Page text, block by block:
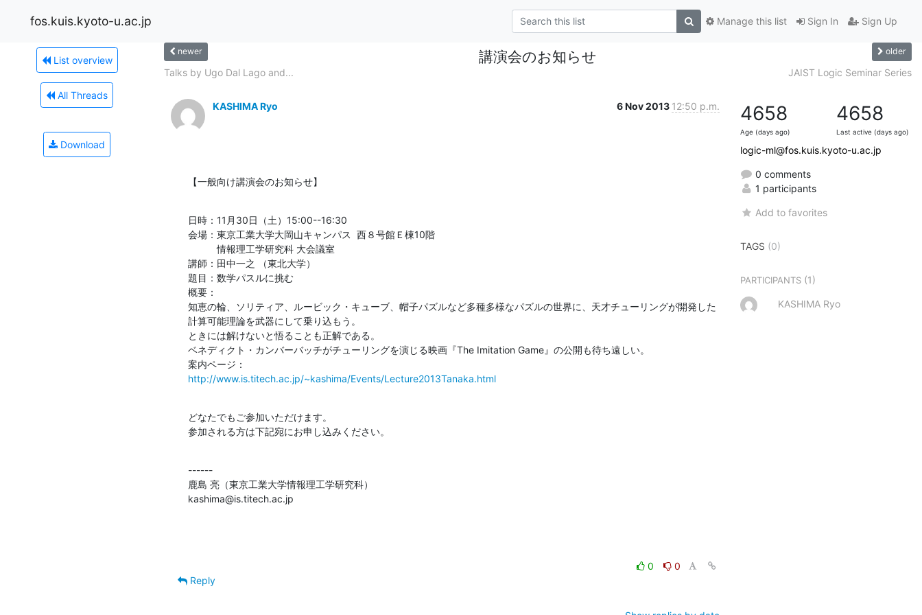
fos.kuis.kyoto-u.ac.jp Sign In Sign Up
Manage this list
List overview
All Threads
Download
newer 講演会のお知らせ older
Talks by Ugo Dal Lago and... JAIST Logic Seminar Series
KASHIMA Ryo 6 Nov 2013 12:50 p.m.
【一般向け講演会のお知らせ】
日時：11月30日（土）15:00--16:30
会場：東京工業大学大岡山キャンパス  西８号館Ｅ棟10階
情報理工学研究科 大会議室
講師：田中一之 （東北大学）
題目：数学パスルに挑む
概要：
知恵の輪、ソリティア、ルービック・キューブ、帽子パズルなど多種多様なパズルの世界に、天才チューリングが開発した
計算可能理論を武器にして乗り込もう。
ときには解けないと悟ることも正解である。
ベネディクト・カンバーバッチがチューリングを演じる映画『The Imitation Game』の公開も待ち遠しい。
http://www.is.titech.ac.jp/~kashima/Events/Lecture2013Tanaka.html
どなたでもご参加いただけます。
参加される方は下記宛にお申し込みください。
------
鹿島 亮（東京工業大学情報理工学研究科）
kashima@is.titech.ac.jp
0
0
Reply
4658
Age (days ago)
4658
Last active (days ago)
logic-ml@fos.kuis.kyoto-u.ac.jp
0 comments
1 participants
Add to favorites
TAGS (0)
PARTICIPANTS (1)
KASHIMA Ryo